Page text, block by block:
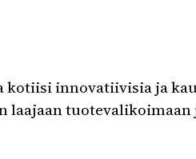
kotiisi innovatiivisia ja
tuotevalikoimaan